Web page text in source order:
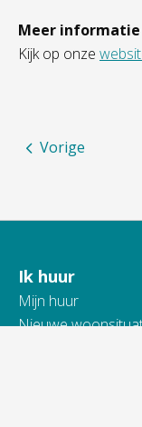
Meer informatie
Kijk op onze
Vorige
Ik huur
Mijn huur
Nieuwe